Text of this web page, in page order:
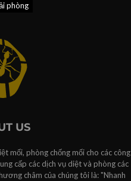
phòng
US
mối, phòng chống mối cho các công
cấp các dịch vụ diệt và phòng các
châm của chúng tôi là: "Nhanh